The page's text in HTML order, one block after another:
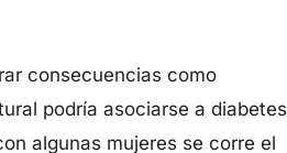
consecuencias como
podría asociarse a diabetes
algunas mujeres se corre el